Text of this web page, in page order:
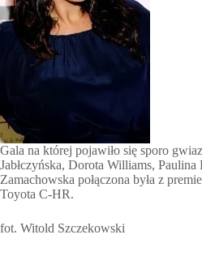
Gala na której pojawiło się sporo
Jabłczyńska, Dorota Williams,
Zamachowska połączona była z
Toyota C-HR.
fot. Witold Szczekowski